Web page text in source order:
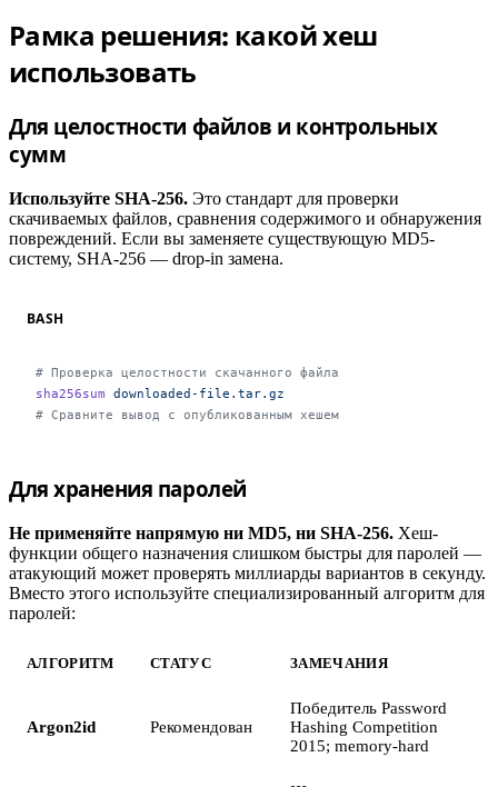
#Рамка решения: какой хеш
использовать
#
Для целостности файлов и контрольных
сумм
Используйте SHA-256. Это стандарт для проверки
скачиваемых файлов, сравнения содержимого и обнаружения
повреждений. Если вы заменяете существующую MD5-
систему, SHA-256 — drop-in замена.
BASH
# Проверка целостности скачанного файла
sha256sum downloaded-file.tar.gz
# Сравните вывод с опубликованным хешем
#
Для хранения паролей
Не применяйте напрямую ни MD5, ни SHA-256. Хеш-
функции общего назначения слишком быстры для паролей —
атакующий может проверять миллиарды вариантов в секунду.
Вместо этого используйте специализированный алгоритм для
паролей:
АЛГОРИТМ СТАТУС ЗАМЕЧАНИЯ
Argon2id Рекомендован
Победитель Password
Hashing Competition
2015; memory-hard